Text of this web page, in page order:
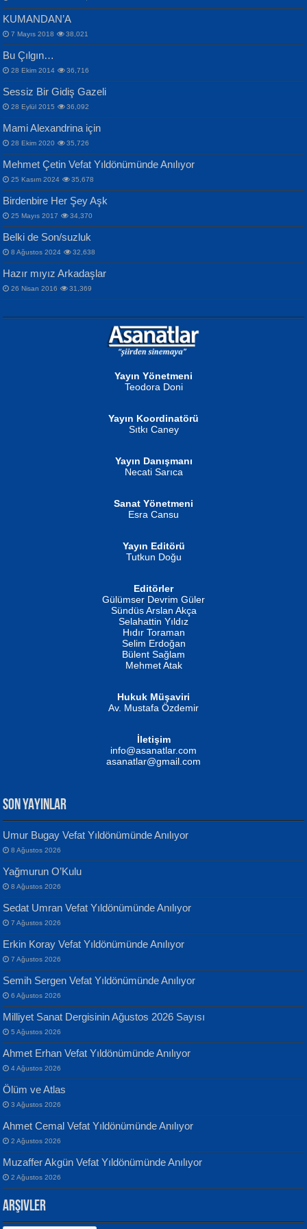
İPEK ACAR SERT
Gazze’nin Şecaati, Ümmetin İmtihanı...
MAHMUT GÜRBÜZ
İbrahim Olmak ve Bitirebilmek...
NURAN KÖSE BAYDAR
İSMAİL OKUTAN
Erkeklerin Kahrolması Ne Demektir
MUSTAFA KELOĞLU
Yarına İz Bırakmak...
ATİLLA ÖZEN
Sultan Olmadan Önce Eyüp...
EKREM KARABABA
Selahattin Yıldız
İdrakimle Üşürken...
Songül Özel
Mahzen...
Ben Deniz Değilim ki...
Evvel Zaman Tanrıçası...
Yılmaz Ekinci
Geceye Söylenen...
Banu Sancak
Defterimden İçeri...
İsmail Aydos
İnkisar...
ERDEM BAYAZIT
Sana, Bana, Vatanıma, Ülkemin
İnsanlarına Dair...
NAZIM HİKMET RAN
Bir Cezaevinde, Tecritteki Adamın
Mektupları...
KUMANDAN’A
7 Mayıs 2018 38,021
Bu Çılgın…
28 Ekim 2014 36,716
Sessiz Bir Gidiş Gazeli
28 Eylül 2015 36,092
Mami Alexandrina için
28 Ekim 2020 35,726
Mehmet Çetin Vefat Yıldönümünde Anılıyor
25 Kasım 2024 35,678
Birdenbire Her Şey Aşk
25 Mayıs 2017 34,370
Belki de Son/suzluk
8 Ağustos 2024 32,638
Hazır mıyız Arkadaşlar
26 Nisan 2016 31,369
Yayın Yönetmeni
Teodora Doni
Yayın Koordinatörü
Sıtkı Caney
Yayın Danışmanı
Necati Sarıca
Sanat Yönetmeni
Esra Cansu
Yayın Editörü
Tutkun Doğu
Editörler
Gülümser Devrim Güler
Sündüs Arslan Akça
Selahattin Yıldız
Hıdır Toraman
Selim Erdoğan
Bülent Sağlam
Mehmet Atak
Hukuk Müşaviri
Av. Mustafa Özdemir
İletişim
info@asanatlar.com
asanatlar@gmail.com
SON YAYINLAR
Umur Bugay Vefat Yıldönümünde Anılıyor
8 Ağustos 2026
Yağmurun O’Kulu
8 Ağustos 2026
Sedat Umran Vefat Yıldönümünde Anılıyor
7 Ağustos 2026
Erkin Koray Vefat Yıldönümünde Anılıyor
7 Ağustos 2026
Semih Sergen Vefat Yıldönümünde Anılıyor
6 Ağustos 2026
Milliyet Sanat Dergisinin Ağustos 2026 Sayısı
5 Ağustos 2026
Ahmet Erhan Vefat Yıldönümünde Anılıyor
4 Ağustos 2026
Ölüm ve Atlas
3 Ağustos 2026
Ahmet Cemal Vefat Yıldönümünde Anılıyor
2 Ağustos 2026
Muzaffer Akgün Vefat Yıldönümünde Anılıyor
2 Ağustos 2026
Arşivler